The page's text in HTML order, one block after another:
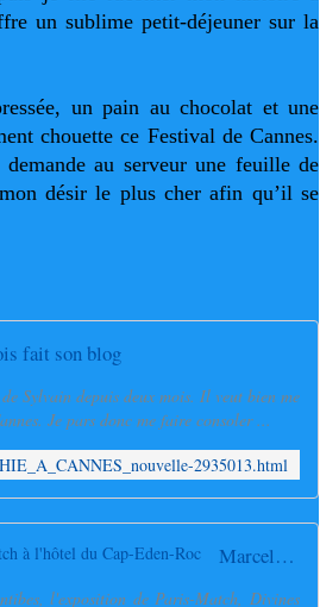
un sublime petit-déjeuner sur la
un pain au chocolat et une
chouette ce Festival de Cannes.
au serveur une feuille de
désir le plus cher afin qu’il se
fait son blog
Sylvain depuis deux mois. Il veut bien me
Je pars donc me faire consoler ...
2935013.html
Marcelline à l'exposition Divines Actrices de Paris-Match à l'hôtel du Cap-Eden-Roc
l'exposition de Paris-Match, Divines